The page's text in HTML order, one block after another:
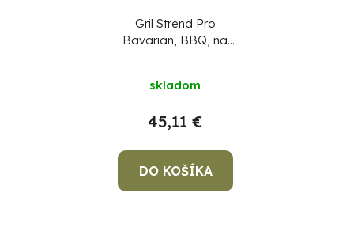
Gril Strend Pro
Bavarian, BBQ, na
320-660/1500 mm
skladom
45,11 €
DO KOŠÍKA